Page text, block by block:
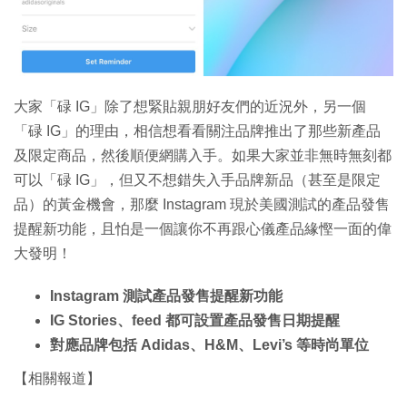
大家「碌 IG」除了想緊貼親朋好友們的近況外，另一個
「碌 IG」的理由，相信想看看關注品牌推出了那些新產品
及限定商品，然後順便網購入手。如果大家並非無時無刻都
可以「碌 IG」，但又不想錯失入手品牌新品（甚至是限定
品）的黃金機會，那麼 Instagram 現於美國測試的產品發售
提醒新功能，且怕是一個讓你不再跟心儀產品緣慳一面的偉
大發明！
Instagram 測試產品發售提醒新功能
IG Stories、feed 都可設置產品發售日期提醒
對應品牌包括 Adidas、H&M、Levi’s 等時尚單位
【相關報道】